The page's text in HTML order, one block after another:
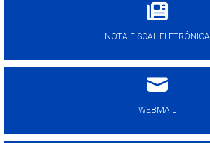
NOTA FISCAL ELETRÔNICA
WEBMAIL